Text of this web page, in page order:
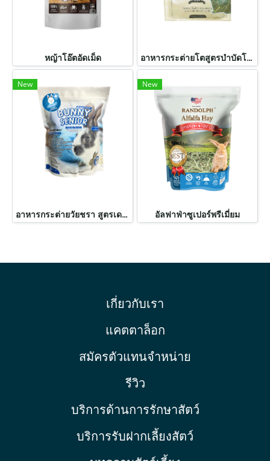
หญ้าโอ๊ตอัดเม็ด อาหารกระต่ายโตสูตรบำบัดโรค สูตรเดนทัลแคร์
New
อาหารกระต่ายวัยชรา สูตรเดนทัลแคร์
New
อัลฟาฟ่าซูเปอร์พรีเมี่ยม
เกี่ยวกับเรา
แคตตาล็อก
สมัครตัวแทนจำหน่าย
รีวิว
บริการด้านการรักษาสัตว์
บริการรับฝากเลี้ยงสัตว์